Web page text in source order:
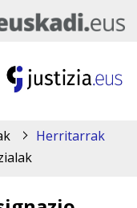
Herritarrak